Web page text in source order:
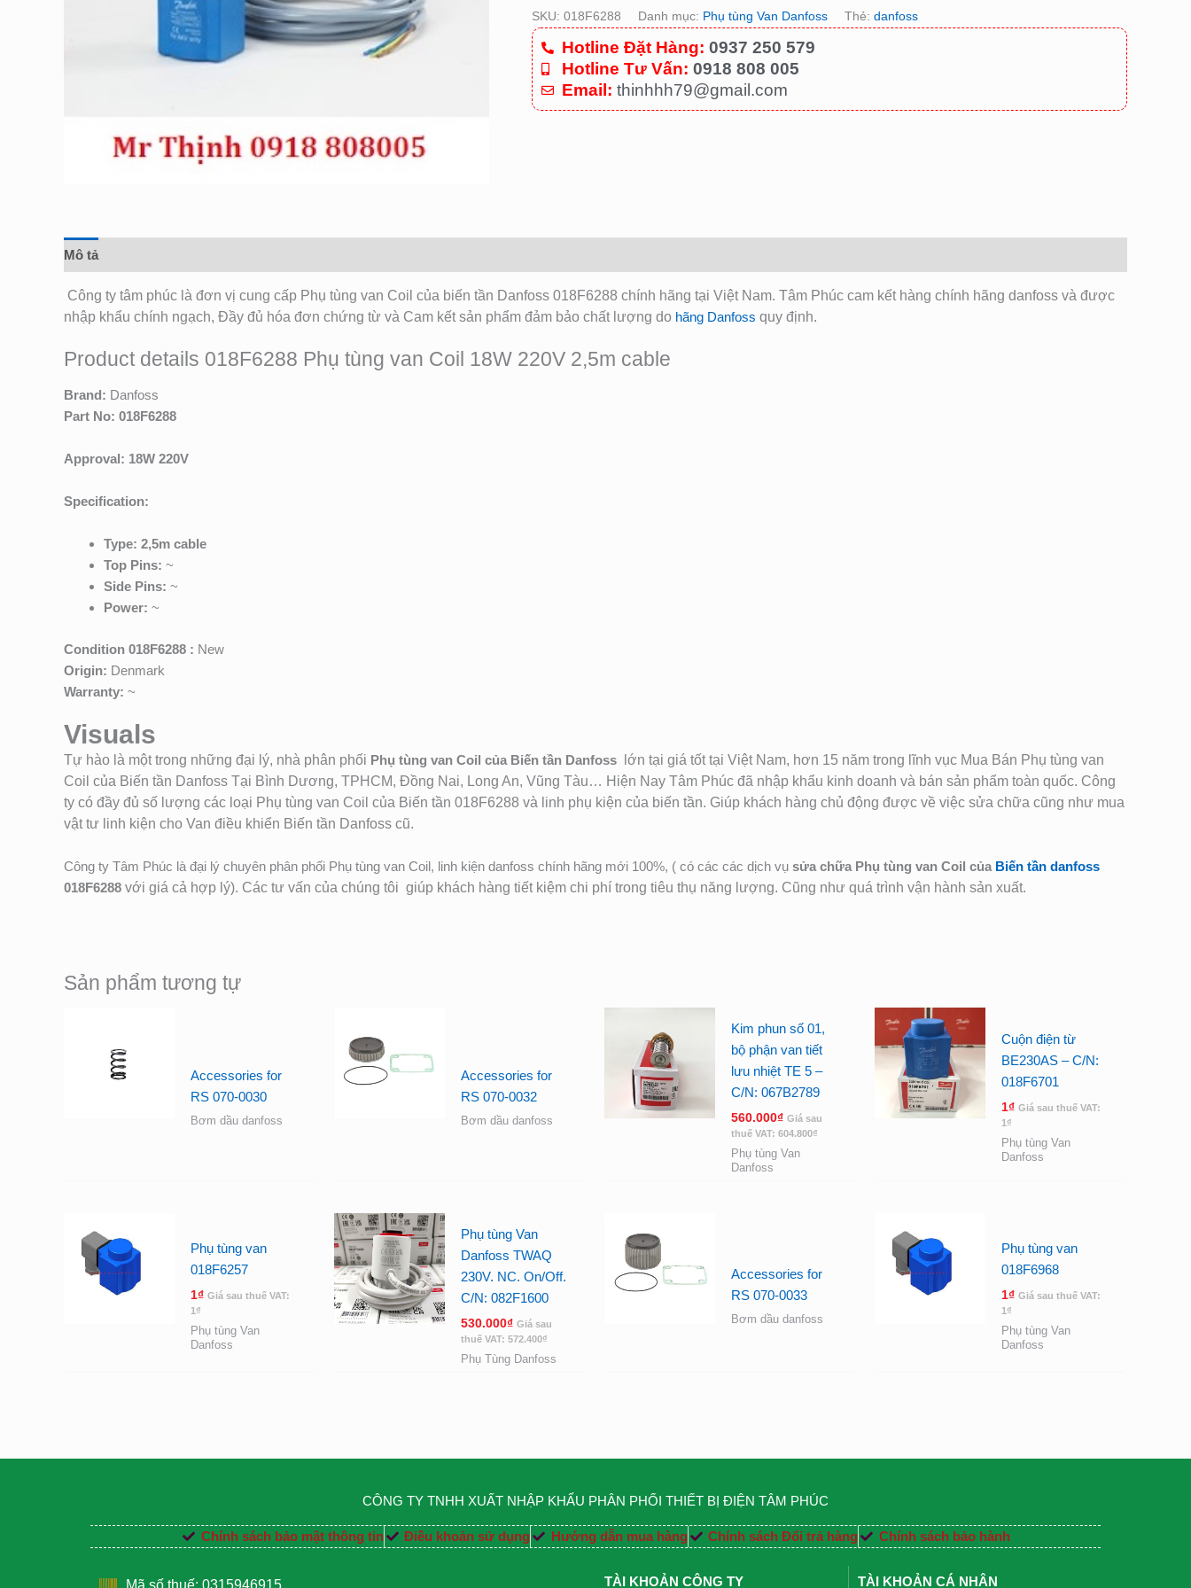
SKU: 018F6288 Danh mục: Phụ tùng Van Danfoss Thẻ: danfoss
Hotline Đặt Hàng: 0937 250 579
Hotline Tư Vấn: 0918 808 005
Email: thinhhh79@gmail.com
Mô tả
Công ty tâm phúc là đơn vị cung cấp Phụ tùng van Coil của biến tần Danfoss 018F6288 chính hãng tại Việt Nam. Tâm Phúc cam kết hàng chính hãng danfoss và được
nhập khẩu chính ngạch, Đầy đủ hóa đơn chứng từ và Cam kết sản phẩm đảm bảo chất lượng do hãng Danfoss quy định.
Product details 018F6288 Phụ tùng van Coil 18W 220V 2,5m cable
Brand: Danfoss
Part No: 018F6288
Approval: 18W 220V
Specification:
Type: 2,5m cable
Top Pins: ~
Side Pins: ~
Power: ~
Condition 018F6288 : New
Origin: Denmark
Warranty: ~
Visuals
Tự hào là một trong những đại lý, nhà phân phối Phụ tùng van Coil của Biến tần Danfoss
lớn tại giá tốt tại Việt Nam, hơn 15 năm trong lĩnh vục Mua Bán Phụ tùng van
Coil của Biến tần Danfoss Tại Bình Dương, TPHCM, Đồng Nai, Long An, Vũng Tàu… Hiện Nay Tâm Phúc đã nhập khẩu kinh doanh và bán sản phẩm toàn quốc. Công
ty có đầy đủ số lượng các loại Phụ tùng van Coil của Biến tần 018F6288 và linh phụ kiện của biến tần. Giúp khách hàng chủ động được về việc sửa chữa cũng như mua
vật tư linh kiện cho Van điều khiển Biến tần Danfoss cũ.
Công ty Tâm Phúc là đại lý chuyên phân phối Phụ tùng van Coil, linh kiện danfoss chính hãng mới 100%, ( có các các dịch vụ sửa chữa Phụ tùng van Coil của Biến tần danfoss
018F6288 với giá cả hợp lý). Các tư vấn của chúng tôi giúp khách hàng tiết kiệm chi phí trong tiêu thụ năng lượng. Cũng như quá trình vận hành sản xuất.
Sản phẩm tương tự
Accessories for
RS 070-0030
Bơm dầu danfoss
Accessories for
RS 070-0032
Bơm dầu danfoss
Kim phun số 01,
bộ phận van tiết
lưu nhiệt TE 5 –
C/N: 067B2789
560.000₫ Giá sau
thuế VAT: 604.800₫
Phụ tùng Van
Danfoss
Cuộn điện từ
BE230AS – C/N:
018F6701
1₫ Giá sau thuế VAT:
1 ₫
Phụ tùng Van
Danfoss
Phụ tùng van
018F6257
1₫ Giá sau thuế VAT:
1 ₫
Phụ tùng Van
Danfoss
Phụ tùng Van
Danfoss TWAQ
230V. NC. On/Off.
C/N: 082F1600
530.000₫ Giá sau
thuế VAT: 572.400₫
Phụ Tùng Danfoss
Accessories for
RS 070-0033
Bơm dầu danfoss
Phụ tùng van
018F6968
1₫ Giá sau thuế VAT:
1 ₫
Phụ tùng Van
Danfoss
CÔNG TY TNHH XUẤT NHẬP KHẨU PHÂN PHỐI THIẾT BỊ ĐIỆN TÂM PHÚC
Chính sách bảo mật thông tin Điều khoản sử dụng Hướng dẫn mua hàng Chính sách Đổi trả hàng Chính sách bảo hành
Mã số thuế: 0315946915 TÀI KHOẢN CÔNG TY TÀI KHOẢN CÁ NHÂN